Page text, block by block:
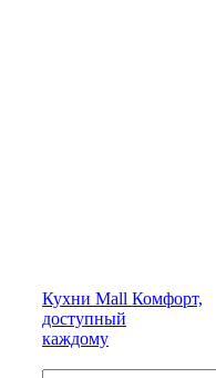
Кухни Mall Комфорт,
доступный
каждому